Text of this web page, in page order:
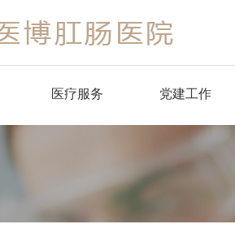
医疗服务
消化内科
党建工作